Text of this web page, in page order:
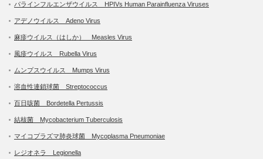
パラインフルエンザウイルス HPIVs Human Parainfluenza Viruses
アデノウイルス Adeno Virus
麻疹ウイルス（はしか） Measles Virus
風疹ウイルス Rubella Virus
ムンプスウイルス Mumps Virus
溶血性連鎖球菌 Streptococcus
百日咳菌 Bordetella Pertussis
結核菌 Mycobacterium Tuberculosis
マイコプラズマ肺炎球菌 Mycoplasma Pneumoniae
レジオネラ Legionella